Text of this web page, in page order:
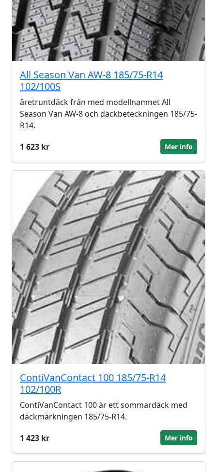
All Season Van AW-8 185/75-R14
102/100S
åretruntdäck från med modellnamnet All
Season Van AW-8 och däckbeteckningen 185/75-
R14.
1 623 kr
Mer info
ContiVanContact 100 185/75-R14
102/100R
ContiVanContact 100 är ett sommardäck med
däckmärkningen 185/75-R14.
1 423 kr
Mer info